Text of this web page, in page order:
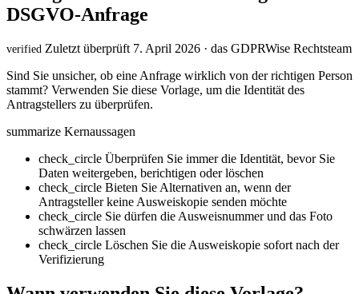
DSGVO-Anfrage
verified Zuletzt überprüft 7. April 2026 · das GDPRWise Rechtsteam
Sind Sie unsicher, ob eine Anfrage wirklich von der richtigen Person
stammt? Verwenden Sie diese Vorlage, um die Identität des
Antragstellers zu überprüfen.
summarize Kernaussagen
check_circle Überprüfen Sie immer die Identität, bevor Sie
Daten weitergeben, berichtigen oder löschen
check_circle Bieten Sie Alternativen an, wenn der
Antragsteller keine Ausweiskopie senden möchte
check_circle Sie dürfen die Ausweisnummer und das Foto
schwärzen lassen
check_circle Löschen Sie die Ausweiskopie sofort nach der
Verifizierung